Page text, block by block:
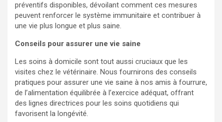
préventifs disponibles, dévoilant comment ces mesures
peuvent renforcer le système immunitaire et contribuer à
une vie plus longue et plus saine.
Conseils pour assurer une vie saine
Les soins à domicile sont tout aussi cruciaux que les
visites chez le vétérinaire. Nous fournirons des conseils
pratiques pour assurer une vie saine à nos amis à fourrure,
de l’alimentation équilibrée à l’exercice adéquat, offrant
des lignes directrices pour les soins quotidiens qui
favorisent la longévité.